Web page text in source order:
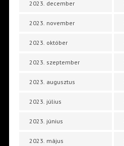
2023. december
2023. november
2023. október
2023. szeptember
2023. augusztus
2023. július
2023. június
2023. május